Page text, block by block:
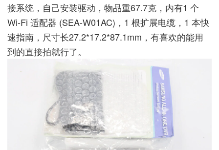
接系统，自己安装驱动，物品重67.7克，内有1 个
Wi-Fi 适配器 (SEA-W01AC)，1 根扩展电缆，1 本快
速指南，尺寸长27.2*17.2*87.1mm，有喜欢的能用
到的直接拍就行了。